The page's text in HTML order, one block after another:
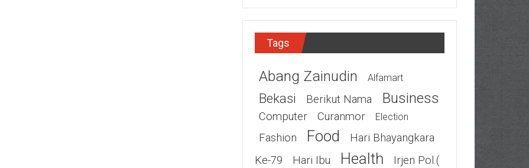
Tags
Abang Zainudin Alfamart
Bekasi Berikut Nama Business
Computer Curanmor Election
Fashion Food
Hari Bhayangkara
Ke-79
Hari Ibu Health
Irjen Pol.(